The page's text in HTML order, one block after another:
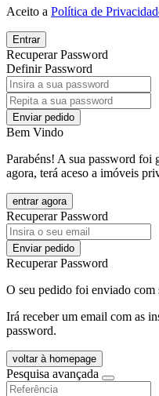
Aceito a Política de
Entrar
Recuperar Password
Definir Password
Enviar pedido
Bem Vindo
Parabéns! A sua password foi
agora, terá aceso a imóveis
entrar agora
Recuperar Password
Enviar pedido
Recuperar Password
O seu pedido foi enviado com
Irá receber um email com as
password.
voltar à homepage
Pesquisa avançada